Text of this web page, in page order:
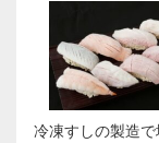
冷凍すしの製造